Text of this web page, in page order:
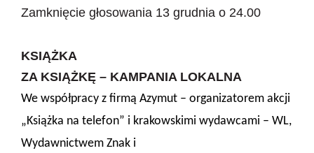
Zamknięcie głosowania 13 grudnia o 24.00
KSIĄŻKA
ZA KSIĄŻKĘ – KAMPANIA LOKALNA
We współpracy z firmą Azymut – organizatorem akcji
„Książka na telefon” i krakowskimi wydawcami – WL,
Wydawnictwem Znak i